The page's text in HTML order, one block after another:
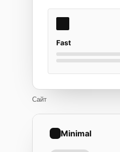
Fast
Сайт
Minimal